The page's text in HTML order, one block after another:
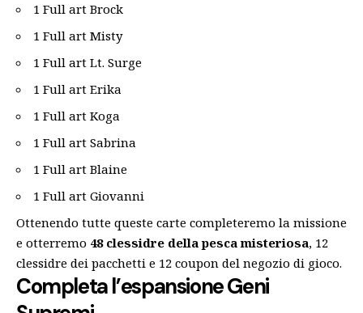
1 Full art Brock
1 Full art Misty
1 Full art Lt. Surge
1 Full art Erika
1 Full art Koga
1 Full art Sabrina
1 Full art Blaine
1 Full art Giovanni
Ottenendo tutte queste carte completeremo la missione
e otterremo 48 clessidre della pesca misteriosa, 12
clessidre dei pacchetti e 12 coupon del negozio di gioco.
Completa l’espansione Geni